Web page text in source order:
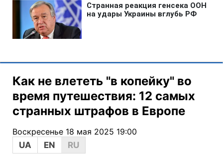
Как не влететь "в копейку" во
время путешествия: 12 самых
странных штрафов в Европе
Воскресенье 18 мая 2025 19:00
UA
EN RU